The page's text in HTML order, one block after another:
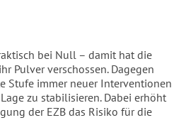
bei Null – damit hat die
Pulver verschossen. Dagegen
Stufe immer neuer Interventionen
zu stabilisieren. Dabei erhöht
der EZB das Risiko für die